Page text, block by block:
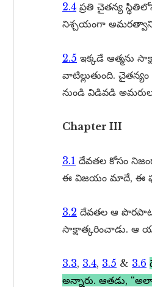
2.4 ప్రతి చైతన్య
నిశ్చయంగా అమరత్వాన్ని
2.5 ఇక్కడే ఆత్మను
వాటిల్లుతుంది.
నుండి విడివడి
Chapter III
3.1 దేవతల కోసం
ఈ విజయం మాదే, ఈ
3.2 దేవతల ఆ
సాక్షాత్కరించాడు. ఆ
3.3, 3.4, 3.5 & 3.6
అన్నారు. ఆతడు,